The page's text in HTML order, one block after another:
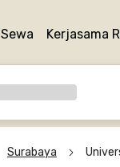
Sewa Kerjasama
Surabaya